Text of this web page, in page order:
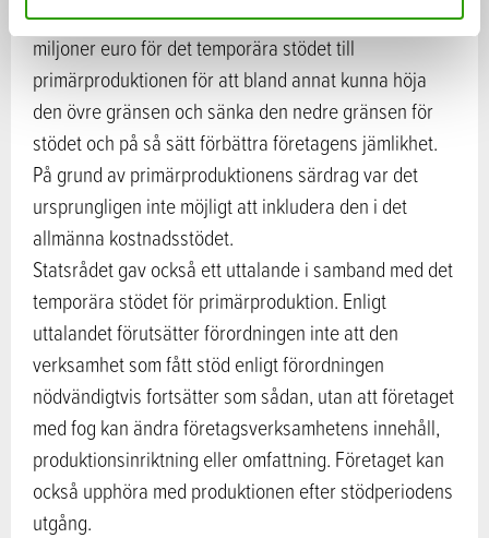
den femte tilläggsbudgeten beviljade riksdagen 30
miljoner euro för det temporära stödet till
primärproduktionen för att bland annat kunna höja
den övre gränsen och sänka den nedre gränsen för
stödet och på så sätt förbättra företagens jämlikhet.
På grund av primärproduktionens särdrag var det
ursprungligen inte möjligt att inkludera den i det
allmänna kostnadsstödet.
Statsrådet gav också ett uttalande i samband med det
temporära stödet för primärproduktion. Enligt
uttalandet förutsätter förordningen inte att den
verksamhet som fått stöd enligt förordningen
nödvändigtvis fortsätter som sådan, utan att företaget
med fog kan ändra företagsverksamhetens innehåll,
produktionsinriktning eller omfattning. Företaget kan
också upphöra med produktionen efter stödperiodens
utgång.